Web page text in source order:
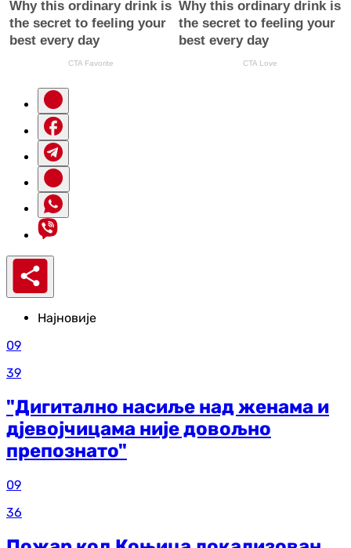
Најновије
09
39
"Дигитално насиље над женама и
дјевојчицама није довољно
препознато"
09
36